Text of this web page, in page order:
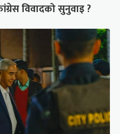
विवादको सुनुवाइ ?